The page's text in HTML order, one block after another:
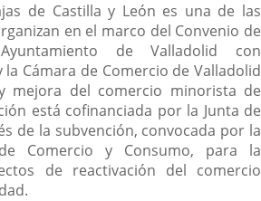
de Castilla y León es una de las
en el marco del Convenio de
de Valladolid con
y la Cámara de Comercio de Valladolid
mejora del comercio minorista de
está cofinanciada por la Junta de
de la subvención, convocada por la
Comercio y Consumo, para la
de reactivación del comercio